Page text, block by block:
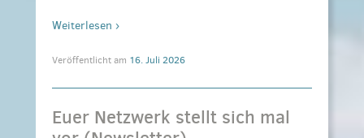
Weiterlesen ›
Veröffentlicht am 16. Juli 2026
Euer Netzwerk stellt sich mal